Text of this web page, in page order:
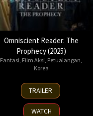
Omniscient Reader: The
Prophecy (2025)
Fantasi Film Aksi Petualangan
Korea
23
Jul
2025
TRAILER
WATCH